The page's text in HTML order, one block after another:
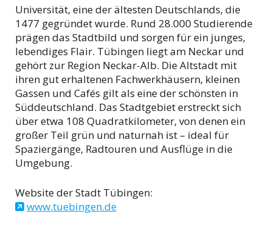
Universität, eine der ältesten Deutschlands, die
1477 gegründet wurde. Rund 28.000 Studierende
prägen das Stadtbild und sorgen für ein junges,
lebendiges Flair. Tübingen liegt am Neckar und
gehört zur Region Neckar-Alb. Die Altstadt mit
ihren gut erhaltenen Fachwerkhäusern, kleinen
Gassen und Cafés gilt als eine der schönsten in
Süddeutschland. Das Stadtgebiet erstreckt sich
über etwa 108 Quadratkilometer, von denen ein
großer Teil grün und naturnah ist – ideal für
Spaziergänge, Radtouren und Ausflüge in die
Umgebung.
Website der Stadt Tübingen:
www.tuebingen.de